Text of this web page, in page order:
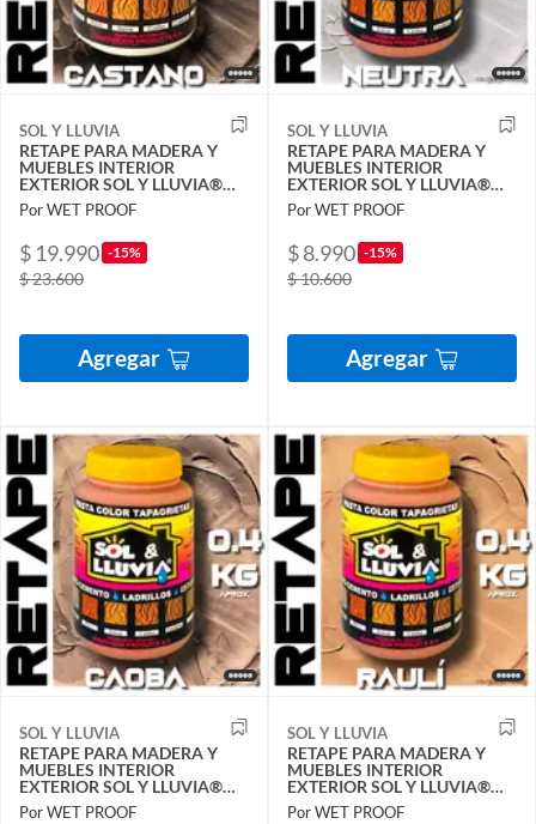
SOL Y LLUVIA
RETAPE PARA MADERA Y
MUEBLES INTERIOR
EXTERIOR SOL Y LLUVIA®
CASTAÑO 1,3 KG
Por WET PROOF
$ 19.990 -15%
$ 23.600
Agregar
SOL Y LLUVIA
RETAPE PARA MADERA Y
MUEBLES INTERIOR
EXTERIOR SOL Y LLUVIA®
NEUTRA 1-2 KG
Por WET PROOF
$ 8.990 -15%
$ 10.600
Agregar
SOL Y LLUVIA
RETAPE PARA MADERA Y
MUEBLES INTERIOR
EXTERIOR SOL Y LLUVIA®
CAOBA 1-2 KG
Por WET PROOF
SOL Y LLUVIA
RETAPE PARA MADERA Y
MUEBLES INTERIOR
EXTERIOR SOL Y LLUVIA®
RAULÍ 1-2 KG
Por WET PROOF